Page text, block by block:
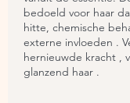
bedoeld voor haar
hitte, chemische
externe invloeden .
hernieuwde kracht ,
glanzend haar .